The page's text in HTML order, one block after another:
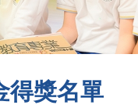
得獎名單